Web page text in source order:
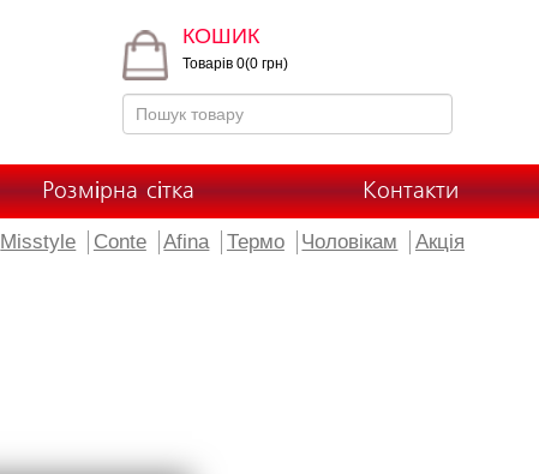
КОШИК
Товарів 0(0 грн)
Розмірна сітка Контакти
Misstyle Conte Afina Термо Чоловікам Акція